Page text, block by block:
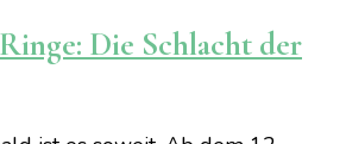
Die Schlacht der